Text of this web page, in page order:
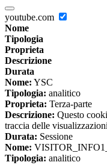
youtube.com
Nome
Tipologia
Proprieta
Descrizione
Durata
Nome: YSC
Tipologia: analitico
Proprieta: Terza-parte
Descrizione: Questo
traccia delle
Durata: Sessione
Nome:
Tipologia: analitico